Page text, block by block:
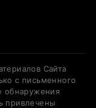
Сайта
с письменного
обнаружения
привлечены